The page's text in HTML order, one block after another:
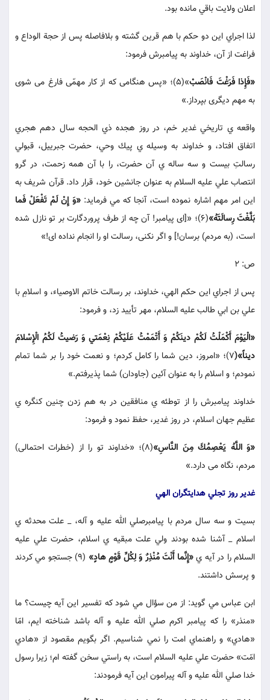
اعلان ولايت باقي مانده بود.
لذا اجراي اين دو حكم با هم قرين گشته و بلافاصله پس از حجة الوداع و
فراغت از آن، خداوند به پيامبرش فرمود:
«فَإِذا فَرَغْتَ فَانْصَبْ
»(5)؛ «پس هنگامى كه از كار مهمّى فارغ مى شوى
به مهم ديگرى بپرداز.»
واقعه ي تاريخي غدير خم، در روز هجده ذي الحجه سال دهم هجري
اتفاق افتاد، و خداوند به وسيله ي پيك وحي، حضرت جبرييل، قبولي
رسالتِ بيست و سه ساله ي آن حضرت، را با آن همه زحمت، در گرو
انتصاب علي عليه السلام به عنوان جانشين خود، قرار داد. قرآن شريف به
اين امر مهم اشاره نموده است، آنجا كه مي فرمايد:«وَ إِنْ لَمْ تَفْعَلْ فَما
بَلَّغْتَ رِسالَتَهُ»
(6)؛ «[اى پيامبر! آن چه از طرف پروردگارت بر تو نازل شده
است، (به مردم) برسان!] و اگر نكنى، رسالت او را انجام نداده اى!»
ص: 2
پس از اجراي اين حكم الهي، خداوند، بر رسالت خاتم الاوصياء، و اسلامِ با
علي بن ابي طالب عليه السلام، مهر تأييد زد، و فرمود:
«الْيَوْمَ أَكْمَلْتُ لَكُمْ دينَكُمْ وَ أَتْمَمْتُ عَلَيْكُمْ نِعْمَتي وَ رَضيتُ لَكُمُ الْإِسْلامَ
ديناً»( 7)؛ «امروز، دين شما را كامل كردم؛ و نعمت خود را بر شما تمام
نمودم؛ و اسلام را به عنوان آئين (جاودان) شما پذيرفتم.»
خداوند پيامبرش را از توطئه ي منافقين در به هم زدن چنين كنگره ي
عظيم جهان اسلام، در روز غدير، حفظ نمود و فرمود:
«وَ اللَّهُ يَعْصِمُكَ مِنَ النَّاسِ»
(8)؛ «خداوند تو را از (خطرات احتمالى)
مردم، نگاه مى دارد.»
غدير روز تجلي هدايتگران الهي
بسيت و سه سال مردم با پيامبرصلي الله عليه و آله، _ علت محدثه ي
اسلام _ آشنا شده بودند ولي علت مبقيه ي اسلام، حضرت علي عليه
السلام را در آيه ي«إِنَّما أَنْتَ مُنْذِرٌ وَ لِكُلِّ قَوْمٍ هادٍ»
(9) جستجو مي كردند
و پرسش داشتند.
ابن عباس مي گويد: از من سؤال مي شود كه تفسير اين آيه چيست؟ ما
«منذر» را كه پيامبر اكرم صلي الله عليه و آله باشد شناخته ايم، امّا
«هادي» و راهنماي امت را نمي شناسيم. اگر بگويم مقصود از «هادي
امّت» حضرت علي عليه السلام است، به راستي سخن گفته ام؛ زيرا رسول
خدا صلي الله عليه و آله پيرامون اين آيه فرمودند: